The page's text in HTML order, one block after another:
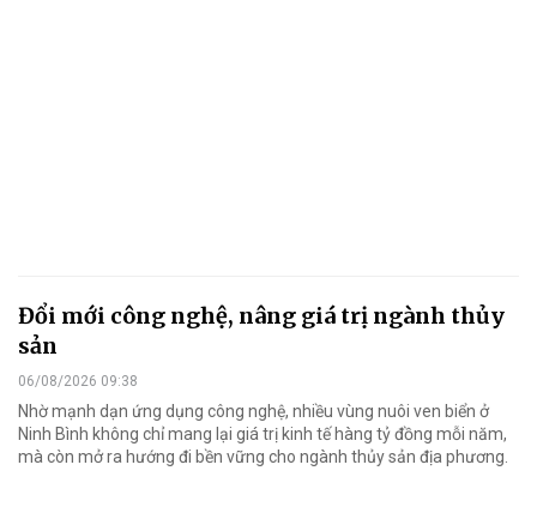
Đổi mới công nghệ, nâng giá trị ngành thủy
sản
06/08/2026 09:38
Nhờ mạnh dạn ứng dụng công nghệ, nhiều vùng nuôi ven biển ở
Ninh Bình không chỉ mang lại giá trị kinh tế hàng tỷ đồng mỗi năm,
mà còn mở ra hướng đi bền vững cho ngành thủy sản địa phương.